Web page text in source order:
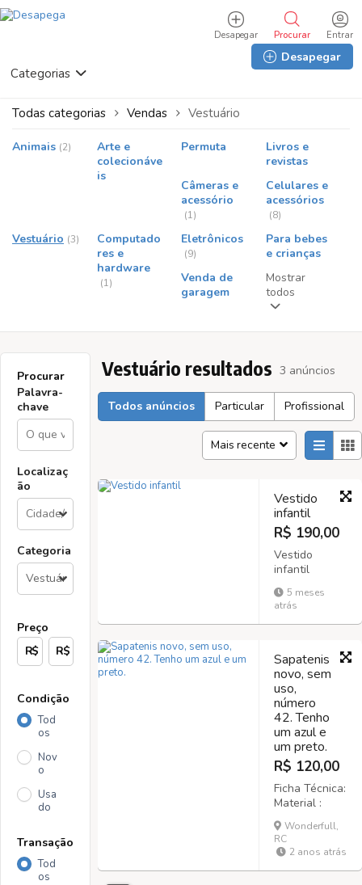
Categorias
Entrar
Procurar
Desapegar
Desapegar
Procur
Todas categorias
Vendas Vestuário
Animais (2)
Arte e
colecionáve
is
Permuta
Livros e
revistas
Câmeras e
acessório
(1)
Celulares e
acessórios
(8)
Vestuário (3)
Computado
res e
hardware
(1)
Eletrônicos
(9)
Para bebes
e crianças
Venda de
garagem
Mostrar
todos
Procurar
Palavra-
chave
Localizaç
ão
Categoria
Preço
R$
R$
Condição
Tod
os
Nov
o
Usa
do
Transação
Tod
os
Vestuário resultados 3 anúncios
Todos anúncios Particular Profissional
Mais recente
Vestido
infantil
R$ 190,00
Vestido
infantil
tamanho 8
usado
somente uma
vez
5 meses
atrás
Sapatenis
novo, sem
uso,
número
42. Tenho
um azul e
um preto.
R$ 120,00
Ficha Técnica:
Material :
Couro
Forração
interna :
Material
sintético
Wonderfull,
RC
2 anos atrás